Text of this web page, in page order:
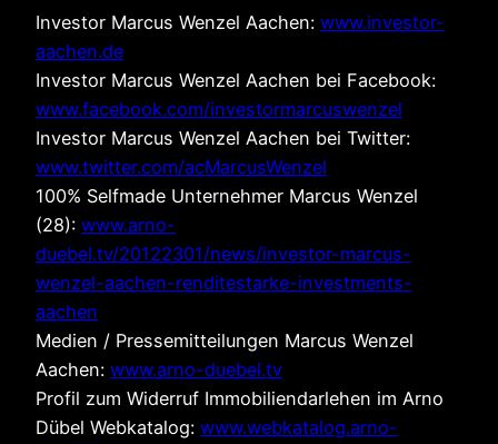
Investor Marcus Wenzel Aachen: www.investor-
aachen.de
Investor Marcus Wenzel Aachen bei Facebook:
www.facebook.com/investormarcuswenzel
Investor Marcus Wenzel Aachen bei Twitter:
www.twitter.com/acMarcusWenzel
100% Selfmade Unternehmer Marcus Wenzel
(28): www.arno-
duebel.tv/20122301/news/investor-marcus-
wenzel-aachen-renditestarke-investments-
aachen
Medien / Pressemitteilungen Marcus Wenzel
Aachen: www.arno-duebel.tv
Profil zum Widerruf Immobiliendarlehen im Arno
Dübel Webkatalog: www.webkatalog.arno-